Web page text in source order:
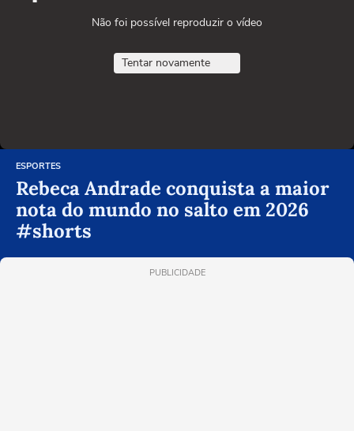
Não foi possível reproduzir o vídeo
Tentar novamente
ESPORTES
Rebeca Andrade conquista a maior
nota do mundo no salto em 2026
#shorts
PUBLICIDADE